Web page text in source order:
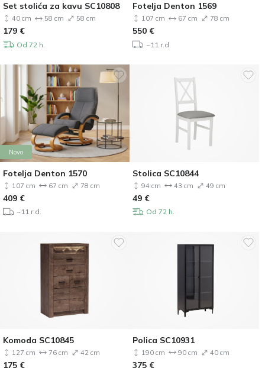
Set stolića za kavu SC10808
40 cm 58 cm 58 cm
179 €
Od 72 h.
Fotelja Denton 1569
107 cm 67 cm 78 cm
550 €
~11 r.d.
Novo
Fotelja Denton 1570
107 cm 67 cm 78 cm
409 €
~11 r.d.
Stolica SC10844
94 cm 43 cm 49 cm
49 €
Od 72 h.
Komoda SC10845
127 cm 76 cm 42 cm
175 €
Polica SC10931
190 cm 90 cm 40 cm
375 €